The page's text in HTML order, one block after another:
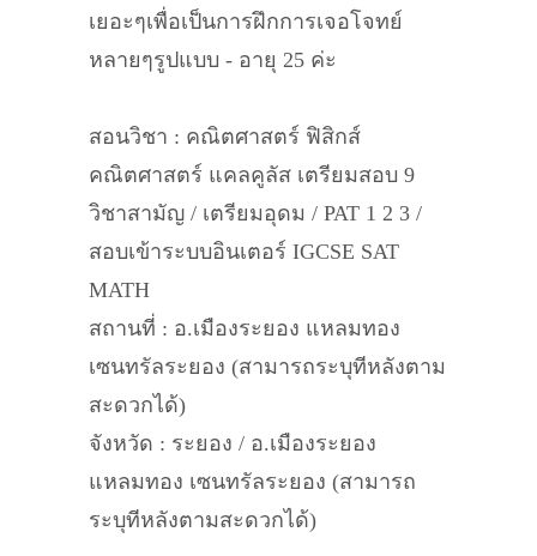
เยอะๆเพื่อเป็นการฝึกการเจอโจทย์
หลายๆรูปแบบ - อายุ 25 ค่ะ
สอนวิชา : คณิตศาสตร์ ฟิสิกส์
คณิตศาสตร์ แคลคูลัส เตรียมสอบ 9
วิชาสามัญ / เตรียมอุดม / PAT 1 2 3 /
สอบเข้าระบบอินเตอร์ IGCSE SAT
MATH
สถานที่ : อ.เมืองระยอง แหลมทอง
เซนทรัลระยอง (สามารถระบุทีหลังตาม
สะดวกได้)
จังหวัด : ระยอง / อ.เมืองระยอง
แหลมทอง เซนทรัลระยอง (สามารถ
ระบุทีหลังตามสะดวกได้)